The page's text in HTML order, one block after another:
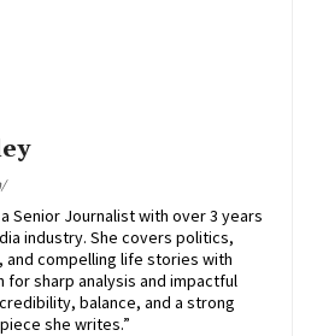
Senior Journalist with over 3 years
industry. She covers politics,
compelling life stories with
for sharp analysis and impactful
balance, and a strong
she writes.”